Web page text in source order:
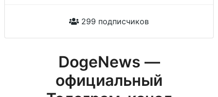
299 подписчиков
DogeNews —
официальный